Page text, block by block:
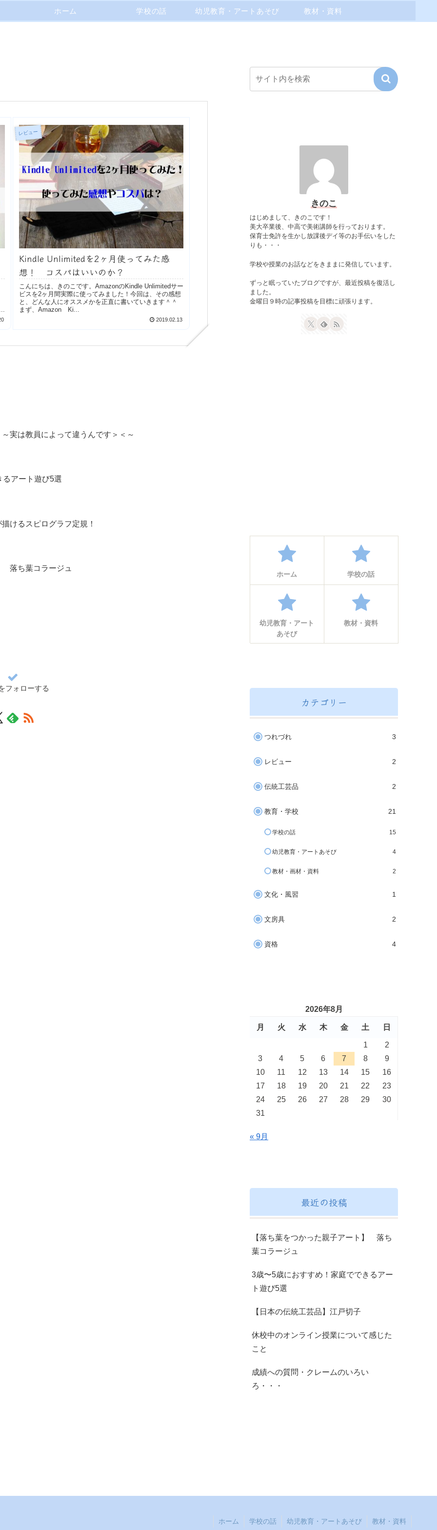
ホーム 学校の話 幼児教育・アートあそび 教材・資料
レビュー
Kindle Unlimitedを2ヶ月使ってみた感
想！ コスパはいいのか？
こんにちは、きのこです。AmazonのKindle Unlimitedサー
ビスを2ヶ月間実際に使ってみました！今回は、その感想
と、どんな人にオススメかを正直に書いていきます＾＾
まず、Amazon Ki...
2019.02.13
実は教員によって違うんです＞＜～
アート遊び5選
けるスピログラフ定規！
落ち葉コラージュ
フォローする
きのこ
はじめまして、きのこです！
美大卒業後、中高で美術講師を行っております。
保育士免許を生かし放課後デイ等のお手伝いをした
りも・・・
学校や授業のお話などをきままに発信しています。
ずっと眠っていたブログですが、最近投稿を復活し
ました。
金曜日９時の記事投稿を目標に頑張ります。
ホーム 学校の話
幼児教育・アート
あそび
教材・資料
カテゴリー
つれづれ 3
レビュー 2
伝統工芸品 2
教育・学校 21
学校の話 15
幼児教育・アートあそび 4
教材・画材・資料 2
文化・風習 1
文房具 2
資格 4
2026年8月
月 火 水 木 金 土 日
1
2
3
4 5 6 7 8
9
10
11 12 13 14 15
16
17
18 19 20 21 22
23
24
25 26 27 28 29
30
31
« 9月
最近の投稿
【落ち葉をつかった親子アート】 落ち
葉コラージュ
3歳〜5歳におすすめ！家庭でできるアー
ト遊び5選
【日本の伝統工芸品】江戸切子
休校中のオンライン授業について感じた
こと
成績への質問・クレームのいろい
ろ・・・
ホーム 学校の話 幼児教育・アートあそび 教材・資料